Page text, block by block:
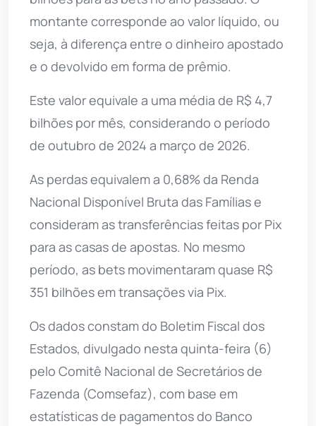
montante corresponde ao valor líquido, ou
seja, à diferença entre o dinheiro apostado
e o devolvido em forma de prêmio.
Este valor equivale a uma média de R$ 4,7
bilhões por mês, considerando o período
de outubro de 2024 a março de 2026.
As perdas equivalem a 0,68% da Renda
Nacional Disponível Bruta das Famílias e
consideram as transferências feitas por Pix
para as casas de apostas. No mesmo
período, as bets movimentaram quase R$
351 bilhões em transações via Pix.
Os dados constam do Boletim Fiscal dos
Estados, divulgado nesta quinta-feira (6)
pelo Comitê Nacional de Secretários de
Fazenda (Comsefaz), com base em
estatísticas de pagamentos do Banco